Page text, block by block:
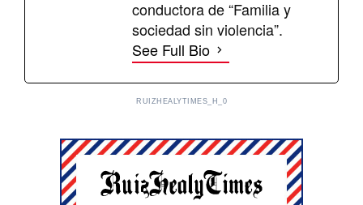
conductora de “Familia y
sociedad sin violencia”.
See Full Bio
RUIZHEALYTIMES_H_0